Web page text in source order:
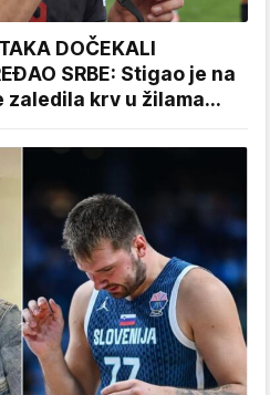
DOČEKALI
SRBE: Stigao je na
zaledila krv u žilama...